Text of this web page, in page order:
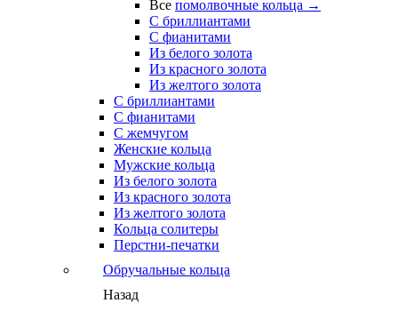
Все помолвочные кольца →
С бриллиантами
С фианитами
Из белого золота
Из красного золота
Из желтого золота
С бриллиантами
С фианитами
С жемчугом
Женские кольца
Мужские кольца
Из белого золота
Из красного золота
Из желтого золота
Кольца солитеры
Перстни-печатки
Обручальные кольца
Назад